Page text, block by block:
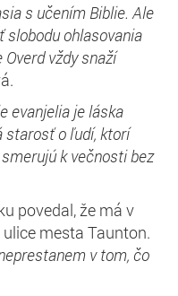
s učením Biblie. Ale
ohlasovania
vždy snaží
evanjelia je láska
starosť o ľudí, ktorí
k večnosti bez
povedal, že má v
mesta Taunton.
v tom, čo